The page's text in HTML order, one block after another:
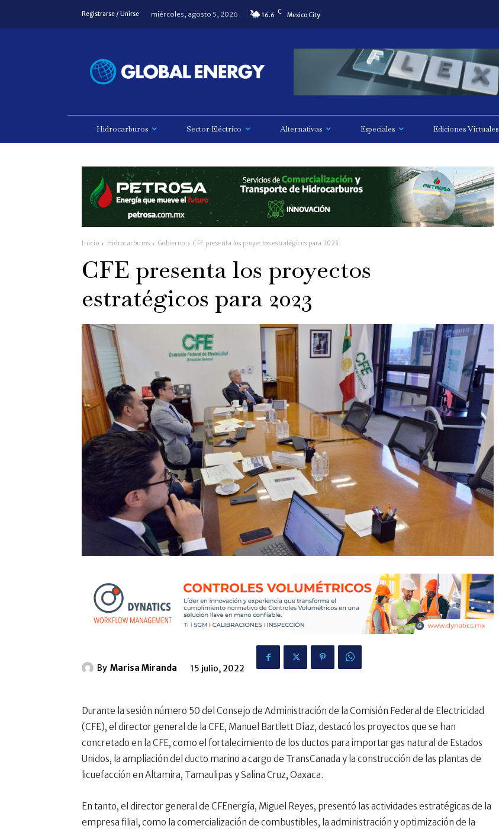
Registrarse / Unirse miércoles, agosto 5, 2026 16.6 C Mexico City
Hidrocarburos Sector Eléctrico Alternativas Especiales Ediciones Virtuales
Inicio Hidrocarburos Gobierno CFE presenta los proyectos estratégicos para 2023
CFE presenta los proyectos
estratégicos para 2023
By Marisa Miranda 15 julio, 2022
Durante la sesión número 50 del Consejo de Administración de la Comisión Federal de Electricidad
(CFE), el director general de la CFE, Manuel Bartlett Díaz, destacó los proyectos que se han
concretado en la CFE, como el fortalecimiento de los ductos para importar gas natural de Estados
Unidos, la ampliación del ducto marino a cargo de TransCanada y la construcción de las plantas de
licuefacción en Altamira, Tamaulipas y Salina Cruz, Oaxaca.
En tanto, el director general de CFEnergía, Miguel Reyes, presentó las actividades estratégicas de la
empresa filial, como la comercialización de combustibles, la administración y optimización de la